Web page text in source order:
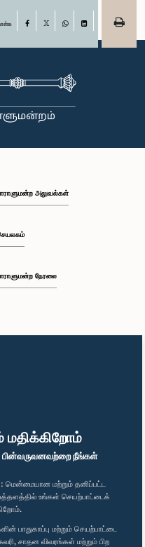
பின்வருவனவற்றை நீங்கள்
மென்மையான மற்றும் தனிப்பட்ட
உங்கள் செயற்பாட்டைக்
பாதுகாப்பு மற்றும் செயற்பாட்டை
சாதன விவரங்கள் மற்றும் பிற
Facebook
அலுவல்கள்
நேரலை